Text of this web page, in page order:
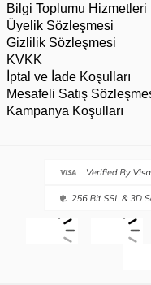
Bilgi Toplumu Hizmetleri
Üyelik Sözleşmesi
Gizlilik Sözleşmesi
KVKK
İptal ve İade Koşulları
Mesafeli Satış
Kampanya Koşulları